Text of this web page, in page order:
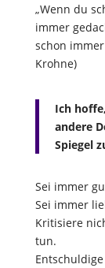
„Wenn du
immer
schon
Krohne)
Ich
andere
Spiegel
Sei immer
Sei immer
Kritisiere
tun.